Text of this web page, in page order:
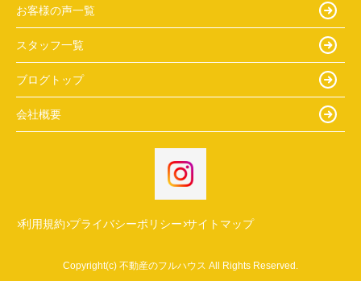
お客様の声一覧
スタッフ一覧
ブログトップ
会社概要
利用規約 プライバシーポリシー サイトマップ
Copyright(c) 不動産のフルハウス All Rights Reserved.